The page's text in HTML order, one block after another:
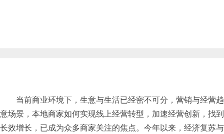
当前商业环境下，生意与生活已经密不可分，营销与经营
意场景，本地商家如何实现线上经营转型，加速经营创新，找
长效增长，已成为众多商家关注的焦点。今年以来，经济复苏